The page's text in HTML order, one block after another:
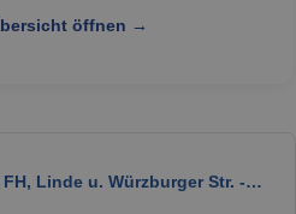
öffnen →
Linde u. Würzburger Str. -…